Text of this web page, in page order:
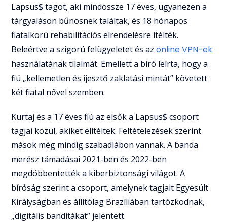
Lapsus$ tagot, aki mindössze 17 éves, ugyanezen a
tárgyaláson bűnösnek találtak, és 18 hónapos
fiatalkorú rehabilitációs elrendelésre ítélték.
Beleértve a szigorú felügyeletet és azonline VPN-ek
használatának tilalmát. Emellett a bíró leírta, hogy a
fiú „kellemetlen és ijesztő zaklatási mintát” követett
két fiatal nővel szemben.
Kurtaj és a 17 éves fiú az elsők a Lapsus$ csoport
tagjai közül, akiket elítéltek. Feltételezések szerint
mások még mindig szabadlábon vannak. A banda
merész támadásai 2021-ben és 2022-ben
megdöbbentették a kiberbiztonsági világot. A
bíróság szerint a csoport, amelynek tagjait Egyesült
Királyságban és állítólag Brazíliában tartózkodnak,
„digitális banditákat” jelentett.